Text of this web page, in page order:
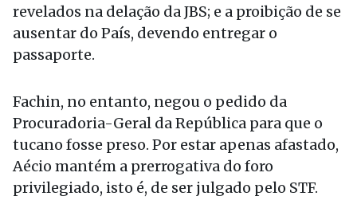
revelados na delação da JBS; e a proibição de se
ausentar do País, devendo entregar o
passaporte.
Fachin, no entanto, negou o pedido da
Procuradoria-Geral da República para que o
tucano fosse preso. Por estar apenas afastado,
Aécio mantém a prerrogativa do foro
privilegiado, isto é, de ser julgado pelo STF.